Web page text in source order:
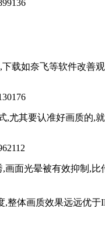
载如奈飞等软件改善
其要认准好画质的,就
画面光晕被有效抑制,
体画质效果远远优于